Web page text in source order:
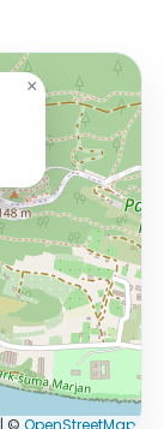
×
| © OpenStreetMap